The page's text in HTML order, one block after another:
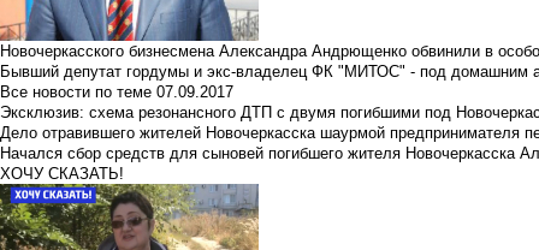
Новочеркасского бизнесмена Александра Андрющенко обвинили в
Бывший депутат гордумы и экс-владелец ФК "МИТОС" - под домашним
Все новости по теме 07.09.2017
Эксклюзив: схема резонансного ДТП с двумя погибшими под
Дело отравившего жителей Новочеркасска шаурмой предпринимателя
Начался сбор средств для сыновей погибшего жителя Новочеркасска
ХОЧУ СКАЗАТЬ!